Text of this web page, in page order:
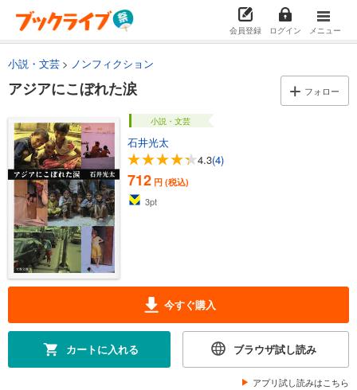
会員登録 ログイン メニュー
小説・文芸 ノンフィクション
アジアにこぼれた涙 フォロー
小説・文芸
石井光太
4.3(4)
712 円 (税込)
3pt
今すぐ購入
カートに入れる ブラウザ試し読み
アプリ試し読みはこちら